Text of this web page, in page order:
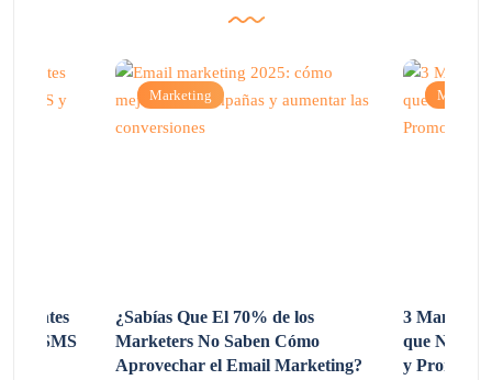
Clientes
SMS
Marketing
¿Sabías Que El 70% de los
Marketers No Saben Cómo
Aprovechar el Email Marketing?
3 Maneras
que No
y